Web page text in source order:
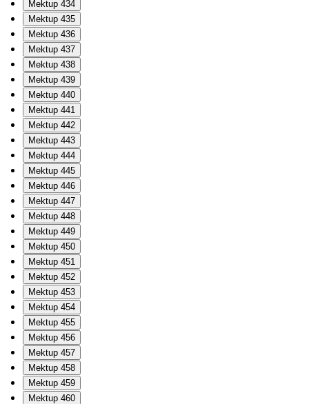
Mektup 434
Mektup 435
Mektup 436
Mektup 437
Mektup 438
Mektup 439
Mektup 440
Mektup 441
Mektup 442
Mektup 443
Mektup 444
Mektup 445
Mektup 446
Mektup 447
Mektup 448
Mektup 449
Mektup 450
Mektup 451
Mektup 452
Mektup 453
Mektup 454
Mektup 455
Mektup 456
Mektup 457
Mektup 458
Mektup 459
Mektup 460